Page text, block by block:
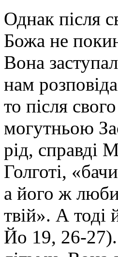
Однак після
Божа не
Вона
нам
то після
могутньою
рід, справді
Голготі,
а його ж
твій». А
Йо 19, 26-27).